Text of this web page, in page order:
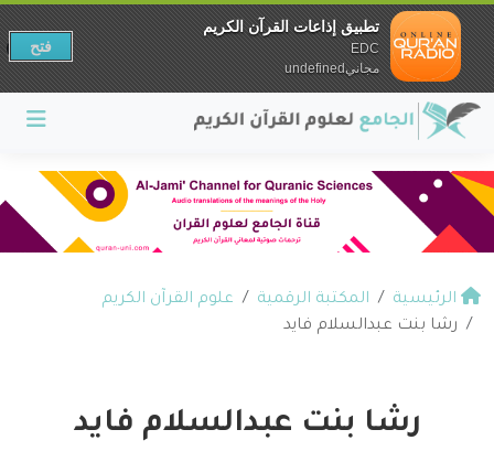
الرئيسية المكتبة الرقمية
علوم القرآن الكريم
رشا بنت عبدالسلام فايد
رشا بنت عبدالسلام فايد
تطبيق إذاعات القرآن الكريم
EDC
مجانيundefined
فتح